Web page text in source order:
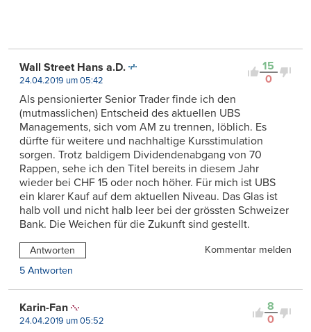
15
0
Wall Street Hans a.D.
24.04.2019 um 05:42
Als pensionierter Senior Trader finde ich den
(mutmasslichen) Entscheid des aktuellen UBS
Managements, sich vom AM zu trennen, löblich. Es
dürfte für weitere und nachhaltige Kursstimulation
sorgen. Trotz baldigem Dividendenabgang von 70
Rappen, sehe ich den Titel bereits in diesem Jahr
wieder bei CHF 15 oder noch höher. Für mich ist UBS
ein klarer Kauf auf dem aktuellen Niveau. Das Glas ist
halb voll und nicht halb leer bei der grössten Schweizer
Bank. Die Weichen für die Zukunft sind gestellt.
Antworten
Kommentar melden
5 Antworten
8
0
Karin-Fan
24.04.2019 um 05:52